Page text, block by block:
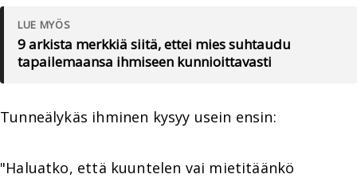
LUE MYÖS
9 arkista merkkiä siitä, ettei mies suhtaudu
tapailemaansa ihmiseen kunnioittavasti
Tunneälykäs ihminen kysyy usein ensin:
"Haluatko, että kuuntelen vai mietitäänkö